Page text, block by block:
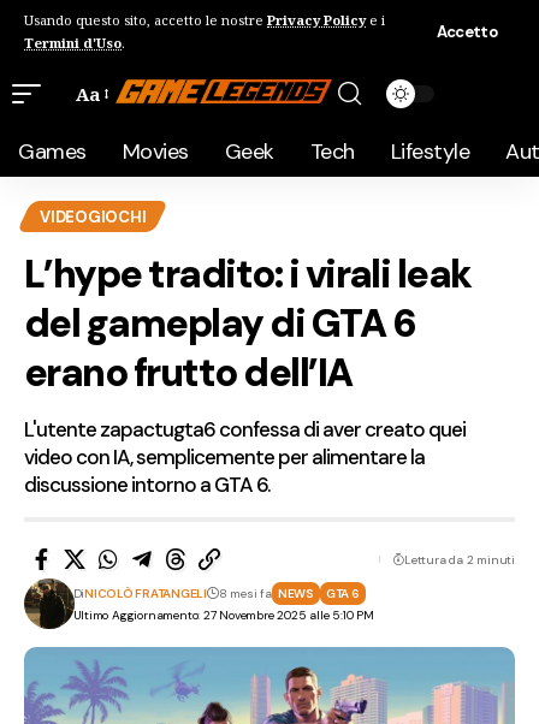
Usando questo sito, accetto le nostre Privacy Policye i
Termini d'Uso.
Accetto
Aa
Games Movies Geek Tech Lifestyle
VIDEOGIOCHI
L’hype tradito: i virali leak
del gameplay di GTA 6
erano frutto dell’IA
L'utente zapactugta6 confessa di aver creato quei
video con IA, semplicemente per alimentare la
discussione intorno a GTA 6.
Ultimo Aggiornamento: 27 Novembre 2025 alle 5:10 PM
DiNICOLÒ FRATANGELI 8 mesi fa NEWS GTA 6
Lettura da 2 minuti